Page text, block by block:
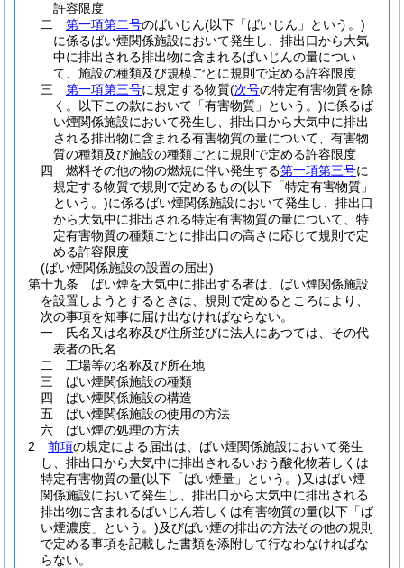
許容限度
二
第一項第二号のばいじん(以下「ばいじん」という。)
に係るばい煙関係施設において発生し、排出口から大気
中に排出される排出物に含まれるばいじんの量につい
て、施設の種類及び規模ごとに規則で定める許容限度
三
第一項第三号に規定する物質(次号の特定有害物質を除
く。以下この款において「有害物質」という。)に係るば
い煙関係施設において発生し、排出口から大気中に排出
される排出物に含まれる有害物質の量について、有害物
質の種類及び施設の種類ごとに規則で定める許容限度
四
燃料その他の物の燃焼に伴い発生する第一項第三号に
規定する物質で規則で定めるもの(以下「特定有害物質」
という。)に係るばい煙関係施設において発生し、排出口
から大気中に排出される特定有害物質の量について、特
定有害物質の種類ごとに排出口の高さに応じて規則で定
める許容限度
(ばい煙関係施設の設置の届出)
第十九条
ばい煙を大気中に排出する者は、ばい煙関係施設
を設置しようとするときは、規則で定めるところにより、
次の事項を知事に届け出なければならない。
一
氏名又は名称及び住所並びに法人にあつては、その代
表者の氏名
二
工場等の名称及び所在地
三
ばい煙関係施設の種類
四
ばい煙関係施設の構造
五
ばい煙関係施設の使用の方法
六
ばい煙の処理の方法
2
前項の規定による届出は、ばい煙関係施設において発生
し、排出口から大気中に排出されるいおう酸化物若しくは
特定有害物質の量(以下「ばい煙量」という。)又はばい煙
関係施設において発生し、排出口から大気中に排出される
排出物に含まれるばいじん若しくは有害物質の量(以下「ば
い煙濃度」という。)及びばい煙の排出の方法その他の規則
で定める事項を記載した書類を添附して行なわなければな
らない。